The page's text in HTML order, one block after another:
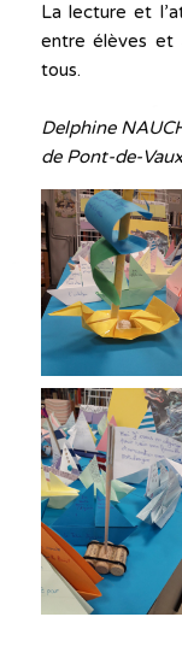
La lecture et
entre élèves et
tous.
Delphine
de Pont-de-